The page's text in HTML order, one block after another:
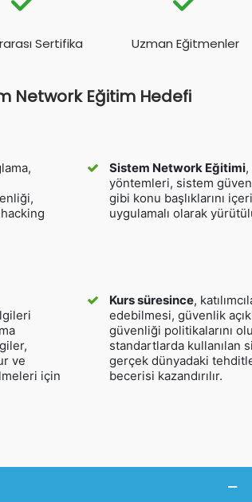
Sertifika Uzman Eğitmenler
Network Eğitim Hedefi
ve
için
Sistem Network Eğitimi
yöntemleri, sistem
gibi konu başlıklarını
uygulamalı olarak
Kurs süresince,
edebilmesi, güvenlik
güvenliği politikalarını
standartlarda kullanılan
gerçek dünyadaki
becerisi kazandırılır.